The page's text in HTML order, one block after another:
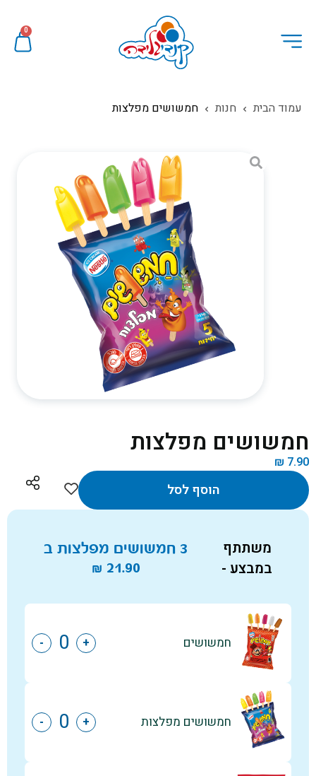
0
עמוד הבית חנות חמשושים מפלצות
חמשושים מפלצות
₪ 7.90
הוסף לסל
משתתף
במבצע -
3 חמשושים מפלצות ב
₪ 21.90
חמשושים +
-
חמשושים מפלצות +
-